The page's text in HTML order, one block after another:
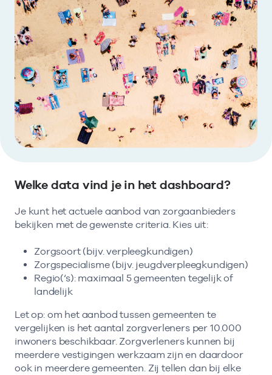
Zoeken in AGB-register
Vind de actuele gegevens van een
zorgaanbieder of onderneming.
Zoek nu
Kortdurende zorg
Langdurige zorg
Zorg in de regio
Gemeentezorgspiegel
Bekijk de openbare rapporten per thema of
Zorgprisma.nl.
Naar openbare rapporten
Retourcodezoeker
Bekijk het aanbod
Naar hulp
Welke data vind je in het dashboard?
Je kunt het actuele aanbod van zorgaanbieders
bekijken met de gewenste criteria. Kies uit:
Zorgsoort (bijv. verpleegkundigen)
Zorgspecialisme (bijv. jeugdverpleegkundigen)
Regio(‘s): maximaal 5 gemeenten tegelijk of
landelijk
Let op: om het aanbod tussen gemeenten te
vergelijken is het aantal zorgverleners per 10.000
inwoners beschikbaar. Zorgverleners kunnen bij
meerdere vestigingen werkzaam zijn en daardoor
ook in meerdere gemeenten. Zij tellen dan bij elke